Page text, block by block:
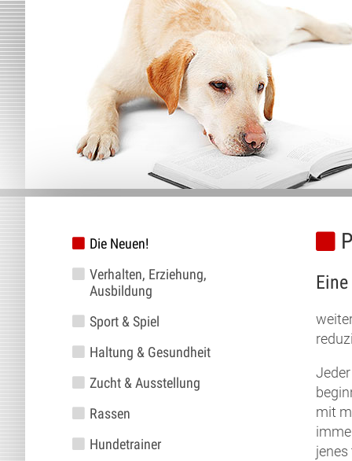
Die Neuen!
Verhalten, Erziehung,
Ausbildung
Sport & Spiel
Haltung & Gesundheit
Zucht & Ausstellung
Rassen
Hundetrainer
mit